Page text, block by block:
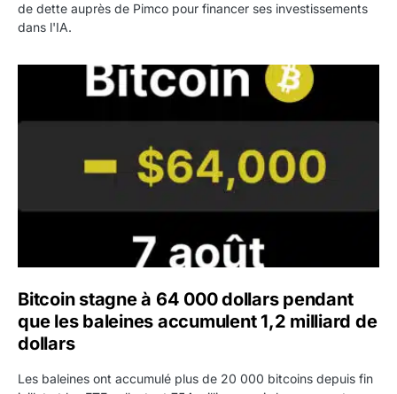
de dette auprès de Pimco pour financer ses investissements
dans l'IA.
Bitcoin stagne à 64 000 dollars pendant que les
Bitcoin stagne à 64 000 dollars pendant
que les baleines accumulent 1,2 milliard de
dollars
Les baleines ont accumulé plus de 20 000 bitcoins depuis fin